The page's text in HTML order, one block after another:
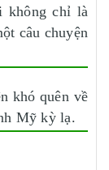
không chỉ là
câu chuyện
khó quên về
Mỹ kỳ lạ.